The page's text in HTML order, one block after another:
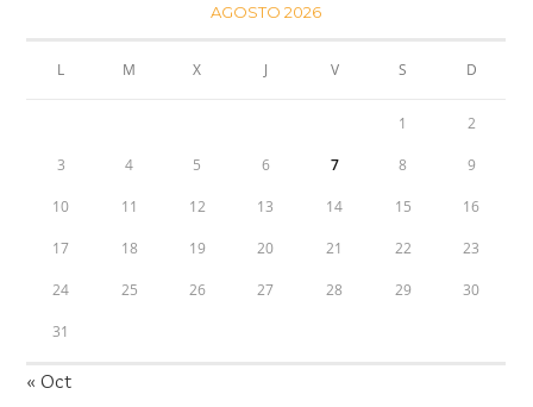
AGOSTO 2026
L M X J V S D
1 2
3 4 5 6 7 8 9
10 11 12 13 14 15 16
17 18 19 20 21 22 23
24 25 26 27 28 29 30
31
« Oct